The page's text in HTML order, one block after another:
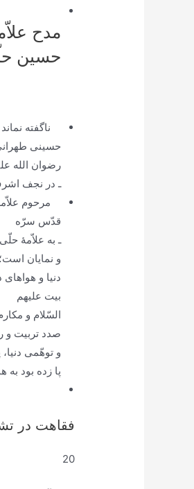
مدح
حسین
ناگفته
حسینی
رضوان الله
ـ در نجف
مرحوم
قدّس سرّه
ـ به علاّمۀ
و نمایان
دنیا و
بیت علیهم
السّلام و
صدد تربیت و
و توهّمی
پا زده بود به
فقاهت در
20